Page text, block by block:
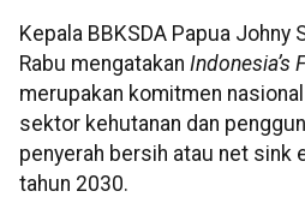
Kepala BBKSDA Papua Johny
Rabu mengatakan Indonesia’s
merupakan komitmen
sektor kehutanan dan
penyerah bersih atau net sink
tahun 2030.